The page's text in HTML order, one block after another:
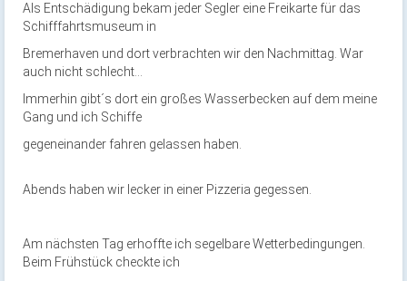
Als Entschädigung bekam jeder Segler eine Freikarte für das
Schifffahrtsmuseum in
Bremerhaven und dort verbrachten wir den Nachmittag. War
auch nicht schlecht…
Immerhin gibt´s dort ein großes Wasserbecken auf dem meine
Gang und ich Schiffe
gegeneinander fahren gelassen haben.
Abends haben wir lecker in einer Pizzeria gegessen.
Am nächsten Tag erhoffte ich segelbare Wetterbedingungen.
Beim Frühstück checkte ich